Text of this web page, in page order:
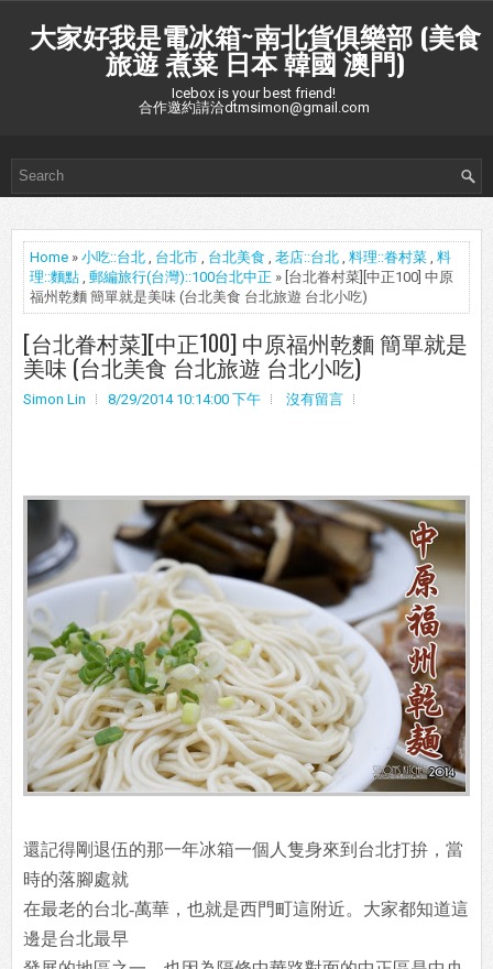
大家好我是電冰箱~南北貨俱樂部 (美食
旅遊 煮菜 日本 韓國 澳門)
Icebox is your best friend!
合作邀約請洽dtmsimon@gmail.com
Home » 小吃::台北 , 台北市 , 台北美食 , 老店::台北 , 料理::眷村菜 , 料
理::麵點 , 郵編旅行(台灣)::100台北中正 » [台北眷村菜][中正100] 中原
福州乾麵 簡單就是美味 (台北美食 台北旅遊 台北小吃)
[台北眷村菜][中正100] 中原福州乾麵 簡單就是
美味 (台北美食 台北旅遊 台北小吃)
Simon Lin 8/29/2014 10:14:00 下午 沒有留言
還記得剛退伍的那一年冰箱一個人隻身來到台北打拚，當
時的落腳處就
在最老的台北-萬華，也就是西門町這附近。大家都知道這
邊是台北最早